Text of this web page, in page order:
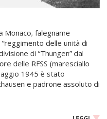
Monaco, falegname
delle unità di
di “Thungen” dal
delle RFSS (maresciallo
1945 è stato
e padrone assoluto di